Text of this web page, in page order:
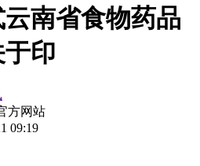
南省食物药品
印
方网站
09:19